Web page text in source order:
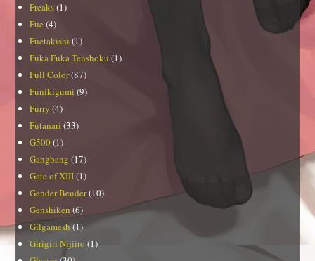
Freaks(1)
Fue (4)
Fuetakishi (1)
Fuka Fuka Tenshoku (1)
Full Color(87)
Funikigumi (9)
Furry (4)
Futanari (33)
G500 (1)
Gangbang (17)
Gate of XIII(1)
Gender Bender(10)
Genshiken (6)
Gilgamesh(1)
Girigiri Nijiiro (1)